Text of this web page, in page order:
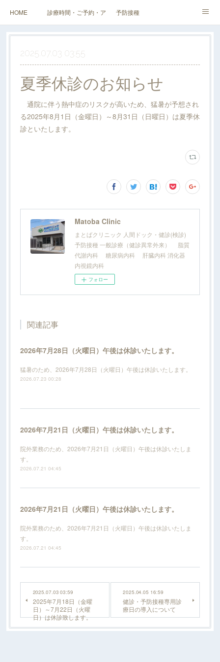
HOME 診療時間・ご予約・アクセス予防接種
健診（検診）・人間ドック・その他外来
企業健診 スタッフ・当院紹介
2025.07.03 03:55
夏季休診のお知らせ
通院に伴う熱中症のリスクが高いため、猛暑が予想され
る2025年8月1日（金曜日）～8月31日（日曜日）は夏季休
診といたします。
Matoba Clinic
まとばクリニック 人間ドック・健診(検診)
予防接種 一般診療（健診異常外来） 脂質
代謝内科 糖尿病内科 肝臓内科 消化器
内視鏡内科
フォロー
関連記事
2026年7月28日（火曜日）午後は休診いたします。
猛暑のため、2026年7月28日（火曜日）午後は休診いたします。
2026.07.23 00:28
2026年7月21日（火曜日）午後は休診いたします。
院外業務のため、2026年7月21日（火曜日）午後は休診いたしま
す。
2026.07.21 04:45
2026年7月21日（火曜日）午後は休診いたします。
院外業務のため、2026年7月21日（火曜日）午後は休診いたしま
す。
2026.07.21 04:45
2025.07.03 03:59
2025年7月18日（金曜
日）～7月22日（火曜
日）は休診致します。
2025.04.05 16:59
健診・予防接種専用診
療日の導入について